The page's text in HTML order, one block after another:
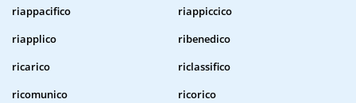
riappacifico
riappiccico
riapplico
ribenedico
ricarico
riclassifico
ricomunico
ricorico